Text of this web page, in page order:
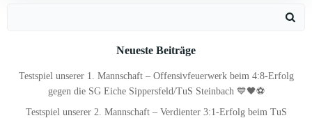
Neueste Beiträge
Testspiel unserer 1. Mannschaft – Offensivfeuerwerk beim 4:8-Erfolg
gegen die SG Eiche Sippersfeld/TuS Steinbach 💙🖤⚽
Testspiel unserer 2. Mannschaft – Verdienter 3:1-Erfolg beim TuS